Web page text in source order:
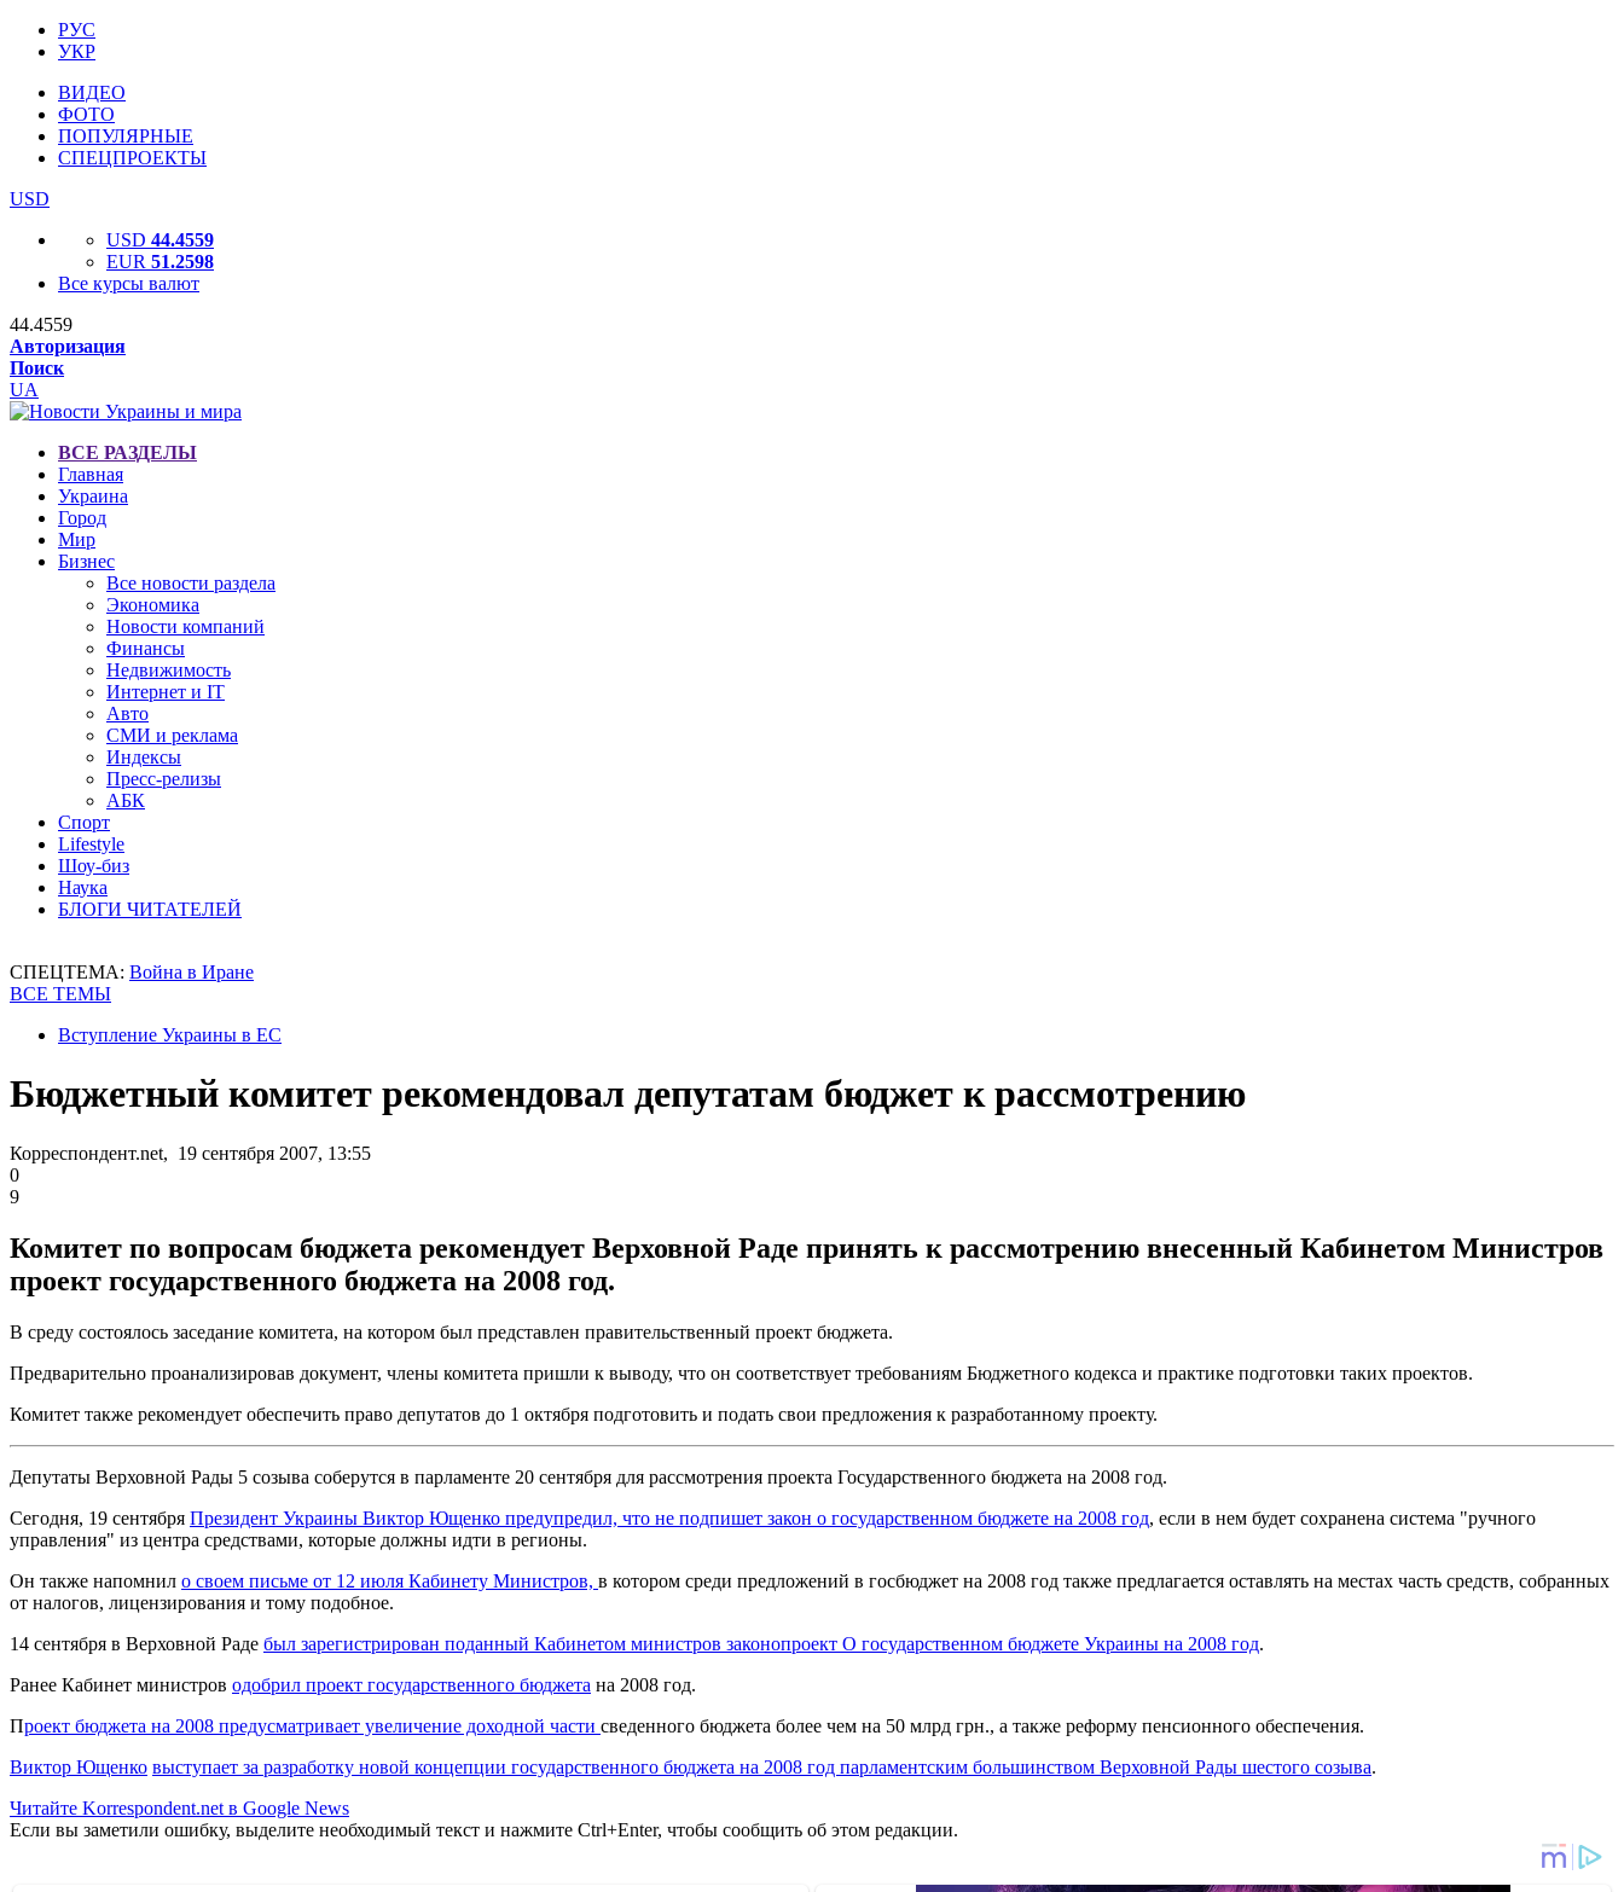
РУС
УКР
ВИДЕО
ФОТО
ПОПУЛЯРНЫЕ
СПЕЦПРОЕКТЫ
USD
USD 44.4559
EUR 51.2598
Все курсы валют
44.4559
Авторизация
Поиск
UA
ВСЕ РАЗДЕЛЫ
Главная
Украина
Город
Мир
Бизнес
Все новости раздела
Экономика
Новости компаний
Финансы
Недвижимость
Интернет и IT
Авто
СМИ и реклама
Индексы
Пресс-релизы
АБК
Спорт
Lifestyle
Шоу-биз
Наука
БЛОГИ ЧИТАТЕЛЕЙ
СПЕЦТЕМА: Война в Иране
ВСЕ ТЕМЫ
Вступление Украины в ЕС
Бюджетный комитет рекомендовал депутатам бюджет к рассмотрению
Корреспондент.net, 19 сентября 2007, 13:55
0
9
Комитет по вопросам бюджета рекомендует Верховной Раде принять к рассмотрению внесенный Кабинетом Министров
проект государственного бюджета на 2008 год.
В среду состоялось заседание комитета, на котором был представлен правительственный проект бюджета.
Предварительно проанализировав документ, члены комитета пришли к выводу, что он соответствует требованиям Бюджетного кодекса и практике подготовки таких проектов.
Комитет также рекомендует обеспечить право депутатов до 1 октября подготовить и подать свои предложения к разработанному проекту.
Депутаты Верховной Рады 5 созыва соберутся в парламенте 20 сентября для рассмотрения проекта Государственного бюджета на 2008 год.
Сегодня, 19 сентября Президент Украины Виктор Ющенко предупредил, что не подпишет закон о государственном бюджете на 2008 год, если в нем будет сохранена система "ручного
управления" из центра средствами, которые должны идти в регионы.
Он также напомнил о своем письме от 12 июля Кабинету Министров, в котором среди предложений в госбюджет на 2008 год также предлагается оставлять на местах часть средств, собранных
от налогов, лицензирования и тому подобное.
14 сентября в Верховной Раде был зарегистрирован поданный Кабинетом министров законопроект О государственном бюджете Украины на 2008 год.
Ранее Кабинет министров одобрил проект государственного бюджета на 2008 год.
Проект бюджета на 2008 предусматривает увеличение доходной части сведенного бюджета более чем на 50 млрд грн., а также реформу пенсионного обеспечения.
Виктор Ющенко выступает за разработку новой концепции государственного бюджета на 2008 год парламентским большинством Верховной Рады шестого созыва.
Читайте Korrespondent.net в Google News
Если вы заметили ошибку, выделите необходимый текст и нажмите Ctrl+Enter, чтобы сообщить об этом редакции.